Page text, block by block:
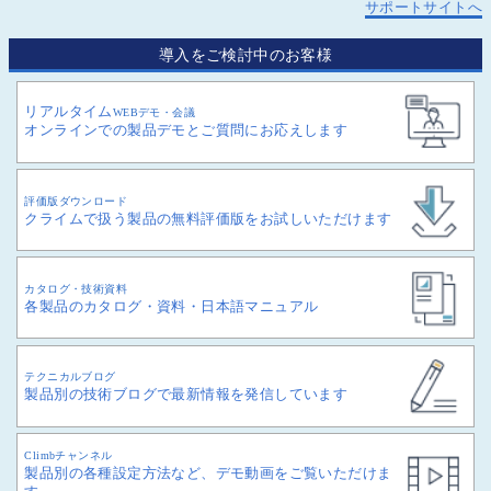
サポートサイトへ
導入をご検討中のお客様
リアルタイムWEBデモ・会議
オンラインでの製品デモとご質問にお応えします
評価版ダウンロード
クライムで扱う製品の無料評価版をお試しいただけます
カタログ・技術資料
各製品のカタログ・資料・日本語マニュアル
テクニカルブログ
製品別の技術ブログで最新情報を発信しています
Climbチャンネル
製品別の各種設定方法など、デモ動画をご覧いただけま